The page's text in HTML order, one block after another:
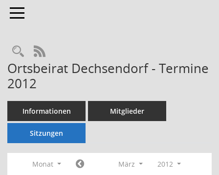
Toggle navigation
Rechercheauswahl
RSS-Feed
Ortsbeirat Dechsendorf - Termine
2012
Informationen Mitglieder
Sitzungen
Monat März
2012